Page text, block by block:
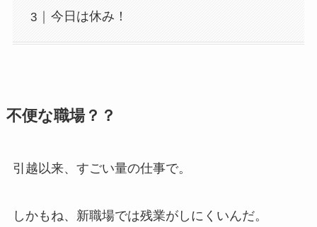
今日は休み！
不便な職場？？
引越以来、すごい量の仕事で。
しかもね、新職場では残業がしにくいんだ。